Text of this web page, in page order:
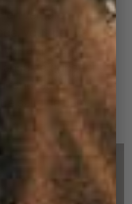
velours
vous pouvez
vos articles de
de transport
facile à
salle de bain !